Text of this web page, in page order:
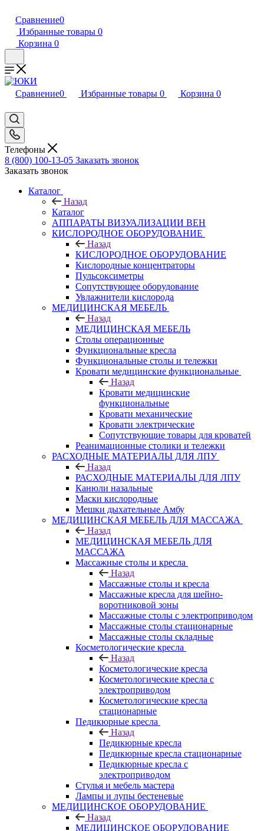
Сравнение0
Избранные товары 0
Корзина 0
Сравнение0 Избранные товары 0 Корзина 0
Телефоны
8 (800) 100-13-05 Заказать звонок
Заказать звонок
Каталог
Назад
Каталог
АППАРАТЫ ВИЗУАЛИЗАЦИИ ВЕН
КИСЛОРОДНОЕ ОБОРУДОВАНИЕ
Назад
КИСЛОРОДНОЕ ОБОРУДОВАНИЕ
Кислородные концентраторы
Пульсоксиметры
Сопутствующее оборудование
Увлажнители кислорода
МЕДИЦИНСКАЯ МЕБЕЛЬ
Назад
МЕДИЦИНСКАЯ МЕБЕЛЬ
Столы операционные
Функциональные кресла
Функциональные столы и тележки
Кровати медицинские функциональные
Назад
Кровати медицинские
функциональные
Кровати механические
Кровати электрические
Сопутствующие товары для кроватей
Реанимационные столики и тележки
РАСХОДНЫЕ МАТЕРИАЛЫ ДЛЯ ЛПУ
Назад
РАСХОДНЫЕ МАТЕРИАЛЫ ДЛЯ ЛПУ
Канюли назальные
Маски кислородные
Мешки дыхательные Амбу
МЕДИЦИНСКАЯ МЕБЕЛЬ ДЛЯ МАССАЖА
Назад
МЕДИЦИНСКАЯ МЕБЕЛЬ ДЛЯ
МАССАЖА
Массажные столы и кресла
Назад
Массажные столы и кресла
Массажные кресла для шейно-
воротниковой зоны
Массажные столы с электроприводом
Массажные столы стационарные
Массажные столы складные
Косметологические кресла
Назад
Косметологические кресла
Косметологические кресла с
электроприводом
Косметологические кресла
стационарные
Педикюрные кресла
Назад
Педикюрные кресла
Педикюрные кресла стационарные
Педикюрные кресла с
электроприводом
Стулья и мебель мастера
Лампы и лупы бестеневые
МЕДИЦИНСКОЕ ОБОРУДОВАНИЕ
Назад
МЕДИЦИНСКОЕ ОБОРУДОВАНИЕ